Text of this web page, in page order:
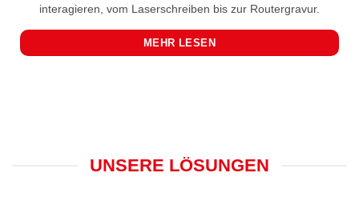
interagieren, vom Laserschreiben bis zur Routergravur.
MEHR LESEN
UNSERE LÖSUNGEN